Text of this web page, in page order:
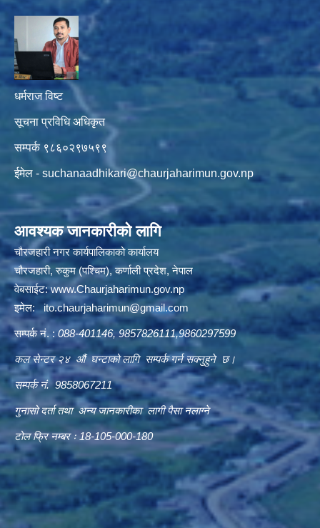
धर्मराज विष्ट
सूचना प्रविधि अधिकृत
सम्पर्क ९८६०२९७५९९
ईमेल - suchanaadhikari@chaurjaharimun.gov.np
आवश्यक जानकारीको लागि
चौरजहारी नगर कार्यपालिकाको कार्यालय
चौरजहारी, रुकुम (पश्चिम), कर्णाली प्रदेश, नेपाल
वेबसाईट:www.Chaurjaharimun.gov.np
इमेल:ito.chaurjaharimun@gmail.com
सम्पर्क नं. : 088-401146, 9857826111,9860297599
कल सेन्टर २४ औं घन्टाको लागि सम्पर्क गर्न सक्नुहुने छ।
सम्पर्क नं. 9858067211
गुनासो दर्ता तथा अन्य जानकारीका लागी पैसा नलाग्ने
टोल फ्रि नम्बर ः 18-105-000-180